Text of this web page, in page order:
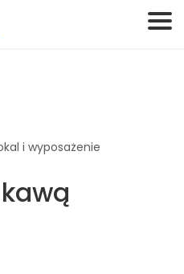
i wyposażenie